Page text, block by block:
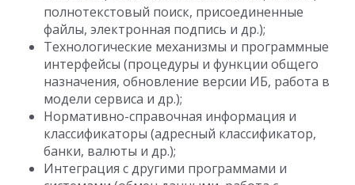
полнотекстовый поиск, присоединенные
файлы, электронная подпись и др.);
Технологические механизмы и программные
интерфейсы (процедуры и функции общего
назначения, обновление версии ИБ, работа в
модели сервиса и др.);
Нормативно-справочная информация и
классификаторы (адресный классификатор,
банки, валюты и др.);
Интеграция с другими программами и